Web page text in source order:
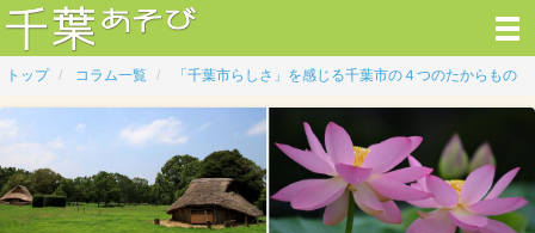
トップ コラム一覧 「千葉市らしさ」を感じる千葉市の４つのたからもの